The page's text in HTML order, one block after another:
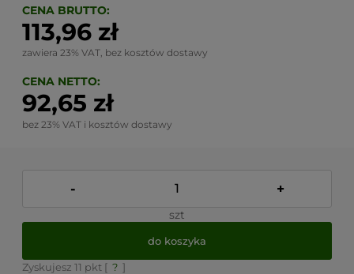
CENA BRUTTO:
113,96 zł
zawiera 23% VAT, bez kosztów dostawy
CENA NETTO:
92,65 zł
bez 23% VAT i kosztów dostawy
- +
szt
do koszyka
Zyskujesz 11 pkt [ ? ]